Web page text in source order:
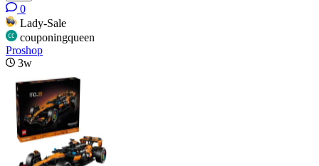
0
Lady-Sale
couponingqueen
Proshop
3w